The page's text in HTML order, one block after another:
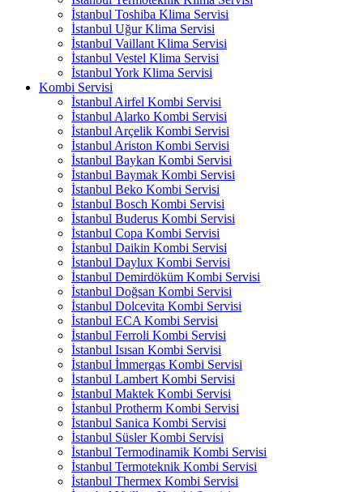
İstanbul Toshiba Klima Servisi
İstanbul Uğur Klima Servisi
İstanbul Vaillant Klima Servisi
İstanbul Vestel Klima Servisi
İstanbul York Klima Servisi
Kombi Servisi
İstanbul Airfel Kombi Servisi
İstanbul Alarko Kombi Servisi
İstanbul Arçelik Kombi Servisi
İstanbul Ariston Kombi Servisi
İstanbul Baykan Kombi Servisi
İstanbul Baymak Kombi Servisi
İstanbul Beko Kombi Servisi
İstanbul Bosch Kombi Servisi
İstanbul Buderus Kombi Servisi
İstanbul Copa Kombi Servisi
İstanbul Daikin Kombi Servisi
İstanbul Daylux Kombi Servisi
İstanbul Demirdöküm Kombi Servisi
İstanbul Doğsan Kombi Servisi
İstanbul Dolcevita Kombi Servisi
İstanbul ECA Kombi Servisi
İstanbul Ferroli Kombi Servisi
İstanbul Isısan Kombi Servisi
İstanbul İmmergas Kombi Servisi
İstanbul Lambert Kombi Servisi
İstanbul Maktek Kombi Servisi
İstanbul Protherm Kombi Servisi
İstanbul Sanica Kombi Servisi
İstanbul Süsler Kombi Servisi
İstanbul Termodinamik Kombi Servisi
İstanbul Termoteknik Kombi Servisi
İstanbul Thermex Kombi Servisi